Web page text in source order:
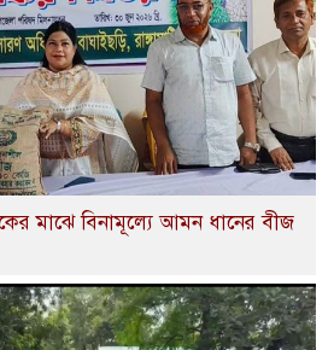
মাঝে বিনামূল্যে আমন ধানের বীজ